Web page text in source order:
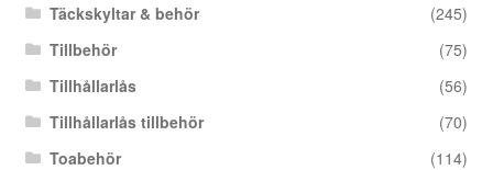
Täckskyltar & behör
(245)
Tillbehör
(75)
Tillhållarlås
(56)
Tillhållarlås tillbehör
(70)
Toabehör
(114)